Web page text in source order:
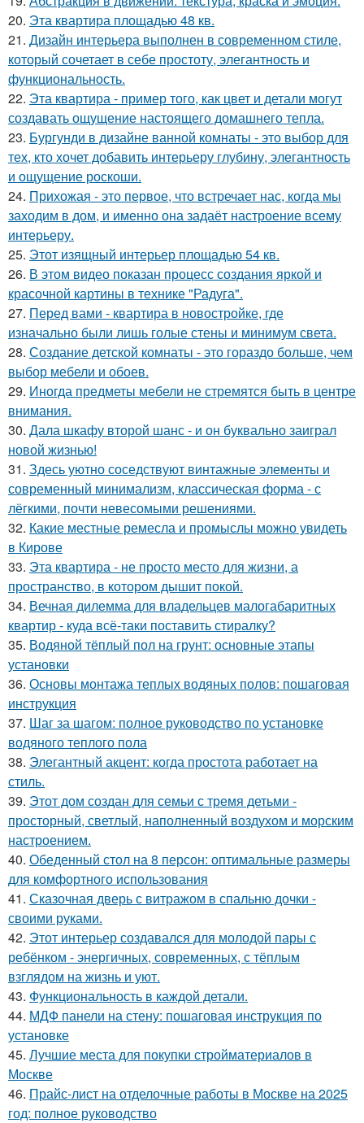
20. Эта квартира площадью 48 кв.
21. Дизайн интерьера выполнен в современном стиле,
который сочетает в себе простоту, элегантность и
функциональность.
22. Эта квартира - пример того, как цвет и детали могут
создавать ощущение настоящего домашнего тепла.
23. Бургунди в дизайне ванной комнаты - это выбор для
тех, кто хочет добавить интерьеру глубину, элегантность
и ощущение роскоши.
24. Прихожая - это первое, что встречает нас, когда мы
заходим в дом, и именно она задаёт настроение всему
интерьеру.
25. Этот изящный интерьер площадью 54 кв.
26. В этом видео показан процесс создания яркой и
красочной картины в технике "Радуга".
27. Перед вами - квартира в новостройке, где
изначально были лишь голые стены и минимум света.
28. Создание детской комнаты - это гораздо больше, чем
выбор мебели и обоев.
29. Иногда предметы мебели не стремятся быть в центре
внимания.
30. Дала шкафу второй шанс - и он буквально заиграл
новой жизнью!
31. Здесь уютно соседствуют винтажные элементы и
современный минимализм, классическая форма - с
лёгкими, почти невесомыми решениями.
32. Какие местные ремесла и промыслы можно увидеть
в Кирове
33. Эта квартира - не просто место для жизни, а
пространство, в котором дышит покой.
34. Вечная дилемма для владельцев малогабаритных
квартир - куда всё-таки поставить стиралку?
35. Водяной тёплый пол на грунт: основные этапы
установки
36. Основы монтажа теплых водяных полов: пошаговая
инструкция
37. Шаг за шагом: полное руководство по установке
водяного теплого пола
38. Элегантный акцент: когда простота работает на
стиль.
39. Этот дом создан для семьи с тремя детьми -
просторный, светлый, наполненный воздухом и морским
настроением.
40. Обеденный стол на 8 персон: оптимальные размеры
для комфортного использования
41. Сказочная дверь с витражом в спальню дочки -
своими руками.
42. Этот интерьер создавался для молодой пары с
ребёнком - энергичных, современных, с тёплым
взглядом на жизнь и уют.
43. Функциональность в каждой детали.
44. МДФ панели на стену: пошаговая инструкция по
установке
45. Лучшие места для покупки стройматериалов в
Москве
46. Прайс-лист на отделочные работы в Москве на 2025
год: полное руководство